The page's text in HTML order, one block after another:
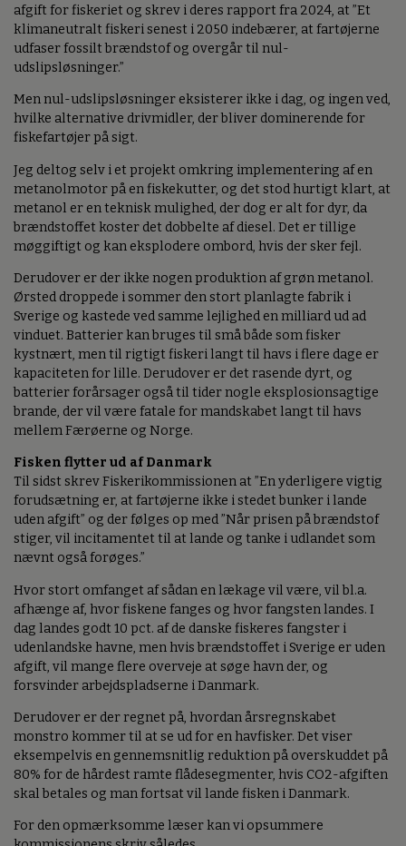
afgift for fiskeriet og skrev i deres rapport fra 2024, at ”Et
klimaneutralt fiskeri senest i 2050 indebærer, at fartøjerne
udfaser fossilt brændstof og overgår til nul-
udslipsløsninger.”
Men nul-udslipsløsninger eksisterer ikke i dag, og ingen ved,
hvilke alternative drivmidler, der bliver dominerende for
fiskefartøjer på sigt.
Jeg deltog selv i et projekt omkring implementering af en
metanolmotor på en fiskekutter, og det stod hurtigt klart, at
metanol er en teknisk mulighed, der dog er alt for dyr, da
brændstoffet koster det dobbelte af diesel. Det er tillige
møggiftigt og kan eksplodere ombord, hvis der sker fejl.
Derudover er der ikke nogen produktion af grøn metanol.
Ørsted droppede i sommer den stort planlagte fabrik i
Sverige og kastede ved samme lejlighed en milliard ud ad
vinduet. Batterier kan bruges til små både som fisker
kystnært, men til rigtigt fiskeri langt til havs i flere dage er
kapaciteten for lille. Derudover er det rasende dyrt, og
batterier forårsager også til tider nogle eksplosionsagtige
brande, der vil være fatale for mandskabet langt til havs
mellem Færøerne og Norge.
Fisken flytter ud af Danmark
Til sidst skrev Fiskerikommissionen at ”En yderligere vigtig
forudsætning er, at fartøjerne ikke i stedet bunker i lande
uden afgift” og der følges op med ”Når prisen på brændstof
stiger, vil incitamentet til at lande og tanke i udlandet som
nævnt også forøges.”
Hvor stort omfanget af sådan en lækage vil være, vil bl.a.
afhænge af, hvor fiskene fanges og hvor fangsten landes. I
dag landes godt 10 pct. af de danske fiskeres fangster i
udenlandske havne, men hvis brændstoffet i Sverige er uden
afgift, vil mange flere overveje at søge havn der, og
forsvinder arbejdspladserne i Danmark.
Derudover er der regnet på, hvordan årsregnskabet
monstro kommer til at se ud for en havfisker. Det viser
eksempelvis en gennemsnitlig reduktion på overskuddet på
80% for de hårdest ramte flådesegmenter, hvis CO2-afgiften
skal betales og man fortsat vil lande fisken i Danmark.
For den opmærksomme læser kan vi opsummere